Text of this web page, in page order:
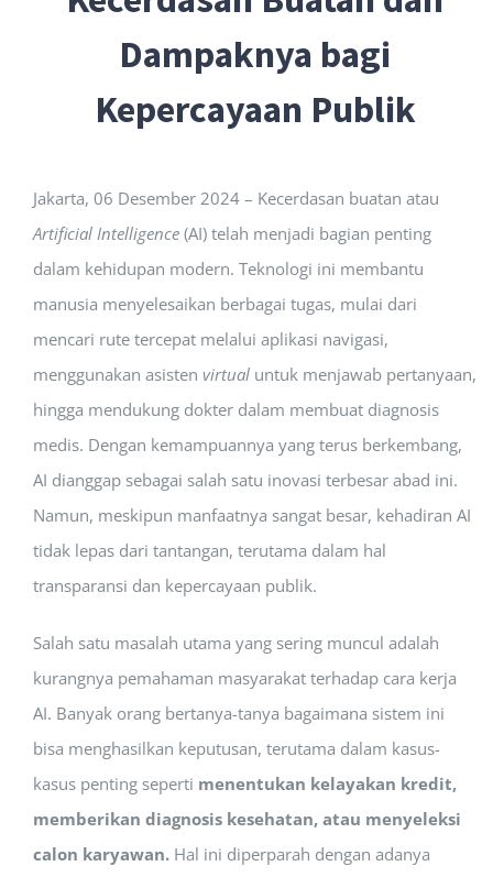
Dampaknya bagi
Kepercayaan Publik
Jakarta, 06 Desember 2024 – Kecerdasan buatan atau
Artificial Intelligence(AI) telah menjadi bagian penting
dalam kehidupan modern. Teknologi ini membantu
manusia menyelesaikan berbagai tugas, mulai dari
mencari rute tercepat melalui aplikasi navigasi,
menggunakan asisten virtualuntuk menjawab pertanyaan,
hingga mendukung dokter dalam membuat diagnosis
medis. Dengan kemampuannya yang terus berkembang,
AI dianggap sebagai salah satu inovasi terbesar abad ini.
Namun, meskipun manfaatnya sangat besar, kehadiran AI
tidak lepas dari tantangan, terutama dalam hal
transparansi dan kepercayaan publik.
Salah satu masalah utama yang sering muncul adalah
kurangnya pemahaman masyarakat terhadap cara kerja
AI. Banyak orang bertanya-tanya bagaimana sistem ini
bisa menghasilkan keputusan, terutama dalam kasus-
kasus penting seperti menentukan kelayakan kredit,
memberikan diagnosis kesehatan, atau menyeleksi
calon karyawan.Hal ini diperparah dengan adanya